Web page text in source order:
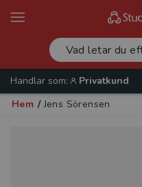
Handlar som:
Privatkund
Hem / Jens Sörensen